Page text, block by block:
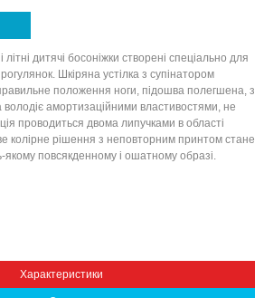
літні дитячі босоніжки створені спеціально для
Шкіряна устілка з супінатором
положення ноги, підошва полегшена, з
амортизаційними властивостями, не
проводиться двома липучками в області
колірне рішення з неповторним принтом стане
якому повсякденному і ошатному образі.
Характеристики